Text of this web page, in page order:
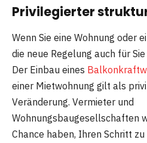
Privilegierter
Wenn Sie eine Wohnung oder
die neue Regelung auch für
Der Einbau eines
einer Mietwohnung gilt als
Veränderung. Vermieter und
Wohnungsbaugesellschaften
Chance haben, Ihren Schritt